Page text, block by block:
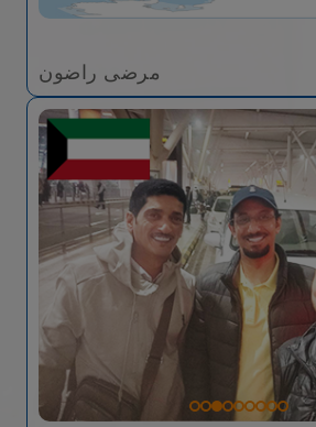
مرضى راضون